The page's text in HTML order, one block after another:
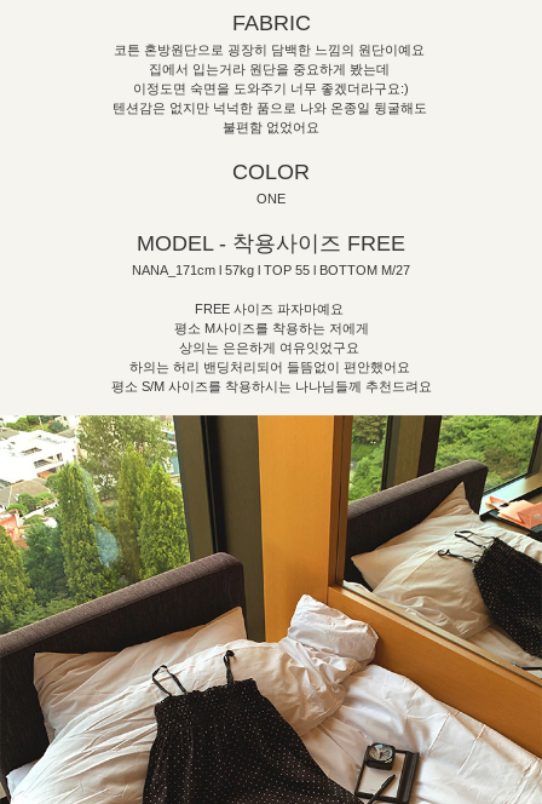
FABRIC
코튼 혼방원단으로 굉장히 담백한 느낌의 원단이예요
집에서 입는거라 원단을 중요하게 봤는데
이정도면 숙면을 도와주기 너무 좋겠더라구요:)
텐션감은 없지만 넉넉한 품으로 나와 온종일 뒹굴해도
불편함 없었어요
COLOR
ONE
MODEL - 착용사이즈 FREE
NANA_171cm l 57kg l TOP 55 l BOTTOM M/27
FREE 사이즈 파자마예요
평소 M사이즈를 착용하는 저에게
상의는 은은하게 여유잇었구요
하의는 허리 밴딩처리되어 들뜸없이 편안했어요
평소 S/M 사이즈를 착용하시는 나나님들께 추천드려요